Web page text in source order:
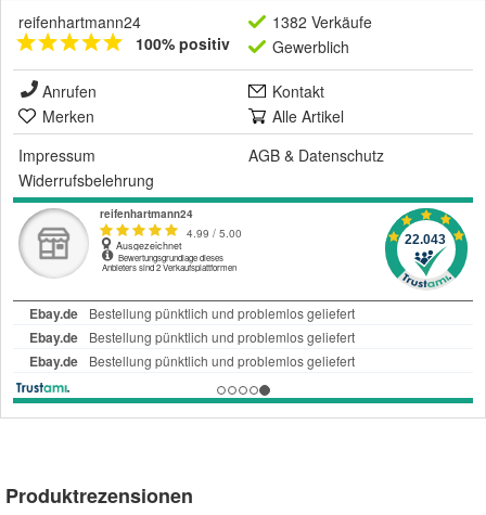
reifenhartmann24
100% positiv
1382 Verkäufe
Gewerblich
Anrufen
Kontakt
Merken
Alle Artikel
Impressum
AGB & Datenschutz
Widerrufsbelehrung
Produktrezensionen